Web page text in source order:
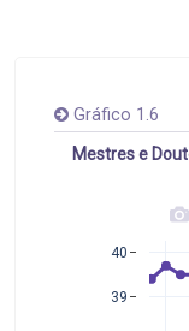
Gráfico 1.6
Mestres e
39
40